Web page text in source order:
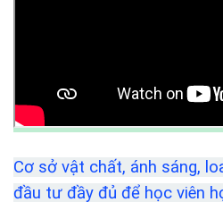
Cơ sở vật chất, ánh sáng,
đầu tư đầy đủ để học viên